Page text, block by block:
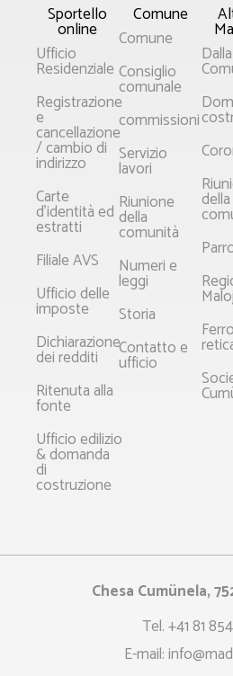
Sportello
online
Ufficio
Residenziale
Registrazione
e
cancellazione
/ cambio di
indirizzo
Carte
d'identità ed
estratti
Filiale AVS
Ufficio delle
imposte
Dichiarazione
dei redditi
Ritenuta alla
fonte
Ufficio edilizio
& domanda
di
costruzione
Comune
Comune
Consiglio
comunale
commissioni
Servizio
lavori
Riunione
della
comunità
Numeri e
leggi
Storia
Contatto e
ufficio
della
Chesa Cumünela,
Tel.+41 81 854
E-mail: